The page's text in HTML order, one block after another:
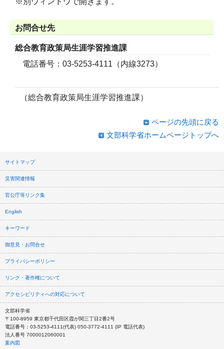
お問合せ先
総合教育政策局生涯学習推進課
電話番号：03-5253-4111（内線3273）
（総合教育政策局生涯学習推進課）
ページの先頭に戻る
文部科学省ホームページトップへ
サイトマップ
災害関連情報
官公庁等リンク集
English
キーワード
御意見・お問合せ
プライバシーポリシー
リンク・著作権について
アクセシビリティへの対応について
文部科学省
〒100-8959 東京都千代田区霞が関三丁目2番2号
電話番号：03-5253-4111(代表) 050-3772-4111 (IP 電話代表)
法人番号 7000012060001
案内図